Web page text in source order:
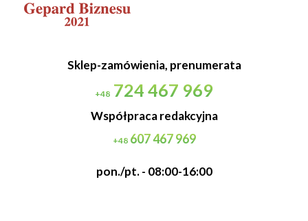
Sklep-zamówienia, prenumerata
+48 724 467 969
Współpraca redakcyjna
+48607 467 969
pon./pt. - 08:00-16:00